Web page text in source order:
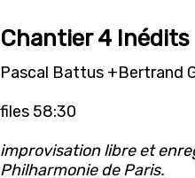
Chantier 4 Inédits
Pascal Battus +Bertrand
files 58:30
improvisation libre et
Philharmonie de Paris.